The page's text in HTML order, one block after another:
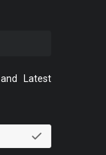
Latest